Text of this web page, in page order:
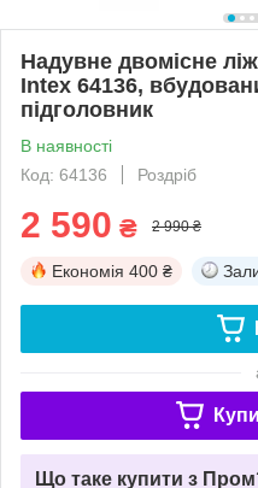
Надувне двомісне
Intex 64136,
підголовник
В наявності
Код: 64136
Роздріб
2 590 ₴ 2 990 ₴
Економія 400 ₴
Що таке купити з